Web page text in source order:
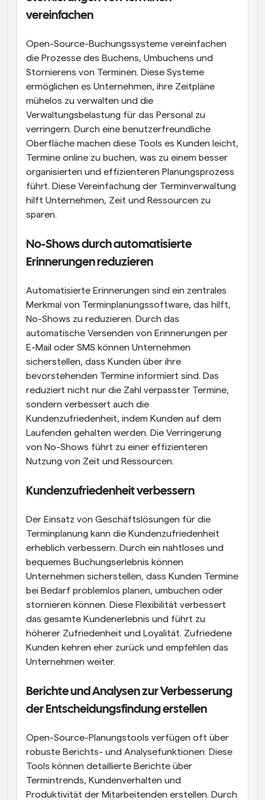
vereinfachen
Open-Source-Buchungssysteme vereinfachen
die Prozesse des Buchens, Umbuchens und
Stornierens von Terminen. Diese Systeme
ermöglichen es Unternehmen, ihre Zeitpläne
mühelos zu verwalten und die
Verwaltungsbelastung für das Personal zu
verringern. Durch eine benutzerfreundliche
Oberfläche machen diese Tools es Kunden leicht,
Termine online zu buchen, was zu einem besser
organisierten und effizienteren Planungsprozess
führt. Diese Vereinfachung der Terminverwaltung
hilft Unternehmen, Zeit und Ressourcen zu
sparen.
No-Shows durch automatisierte
Erinnerungen reduzieren
Automatisierte Erinnerungen sind ein zentrales
Merkmal von Terminplanungssoftware, das hilft,
No-Shows zu reduzieren. Durch das
automatische Versenden von Erinnerungen per
E-Mail oder SMS können Unternehmen
sicherstellen, dass Kunden über ihre
bevorstehenden Termine informiert sind. Das
reduziert nicht nur die Zahl verpasster Termine,
sondern verbessert auch die
Kundenzufriedenheit, indem Kunden auf dem
Laufenden gehalten werden. Die Verringerung
von No-Shows führt zu einer effizienteren
Nutzung von Zeit und Ressourcen.
Kundenzufriedenheit verbessern
Der Einsatz von Geschäftslösungen für die
Terminplanung kann die Kundenzufriedenheit
erheblich verbessern. Durch ein nahtloses und
bequemes Buchungserlebnis können
Unternehmen sicherstellen, dass Kunden Termine
bei Bedarf problemlos planen, umbuchen oder
stornieren können. Diese Flexibilität verbessert
das gesamte Kundenerlebnis und führt zu
höherer Zufriedenheit und Loyalität. Zufriedene
Kunden kehren eher zurück und empfehlen das
Unternehmen weiter.
Berichte und Analysen zur Verbesserung
der Entscheidungsfindung erstellen
Open-Source-Planungstools verfügen oft über
robuste Berichts- und Analysefunktionen. Diese
Tools können detaillierte Berichte über
Termintrends, Kundenverhalten und
Produktivität der Mitarbeitenden erstellen. Durch